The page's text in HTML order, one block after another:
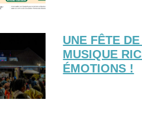
UNE FÊTE
MUSIQUE
ÉMOTIONS !